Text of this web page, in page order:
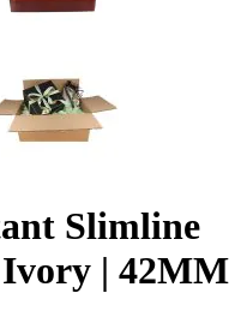
Slimline
Ivory | 42MM